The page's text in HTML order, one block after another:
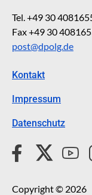
Tel. +49 30
Fax +49 30
post@dpolg.de
Kontakt
Impressum
Datenschutz
Copyright © 2026